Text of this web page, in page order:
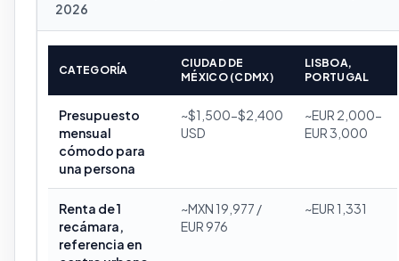
2026
CATEGORÍA
CIUDAD DE
MÉXICO (CDMX)
LISBOA,
PORTUGAL
Presupuesto
mensual
cómodo para
una persona
~$1,500-$2,400
USD
~EUR 2,000-
EUR 3,000
Renta de 1
recámara,
referencia en
~MXN 19,977 /
EUR 976
~EUR 1,331